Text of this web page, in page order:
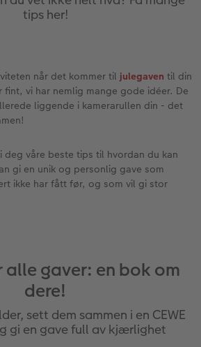
i test
InDesign® til CEWE FOTOBOK
FOTOBOK Color pop
på skumplate
på akrylglass
på tre
med plakatlist
veggdekorasjon
standardpapir
Gavekort
bildelagring
fototjenester i butikk
selv
med fotoinnstikk
kort
bildelagring
tips her!
når det kommer tiljulegaven til din
fint, vi har nemlig mange gode idéer. De
liggende i kamerarullen din - det
deg våre beste tips til hvordan du kan
gi en unik og personlig gave som
ikke har fått før, og som vil gi stor
alle gaver: en bok om
dere!
sett dem sammen i en CEWE
gi en gave full av kjærlighet